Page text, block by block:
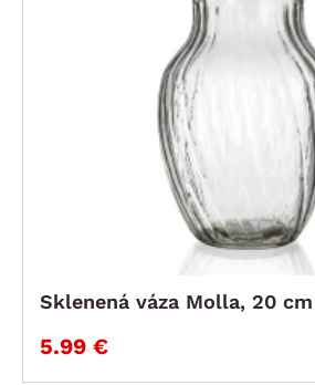
Sklenená váza Molla, 20 cm
5.99 €